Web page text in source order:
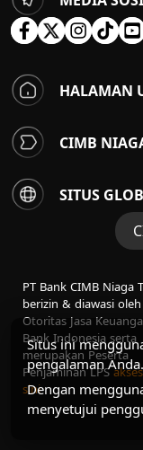
Situs ini
pengalaman Anda.
Dengan
menyetujui
HALAMAN
CIMB
SITUS
PT Bank CIMB Niaga
berizin & diawasi oleh
Otoritas Jasa
Bank Indonesia serta
merupakan Peserta
Penjaminan LPS
sini